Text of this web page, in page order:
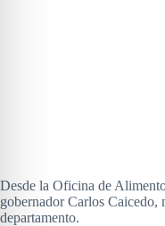
Desde la Oficina de
gobernador Carlos Caicedo,
departamento.